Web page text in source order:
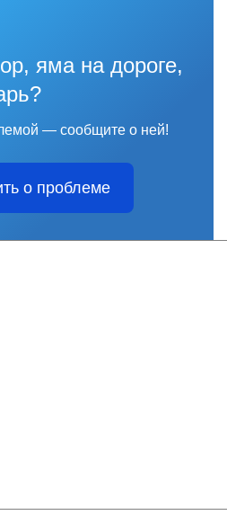
яма на дороге,
— сообщите о ней!
о проблеме